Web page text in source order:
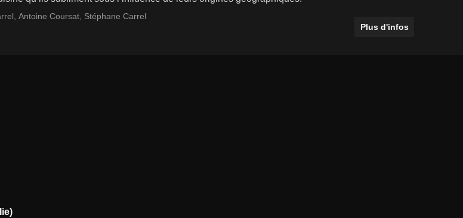
Antoine Coursat Stéphane Carrel
Plus d'infos